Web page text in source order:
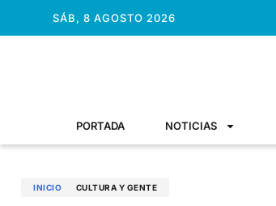
SÁB, 8 AGOSTO 2026
PORTADA NOTICIAS
INICIO CULTURA Y GENTE